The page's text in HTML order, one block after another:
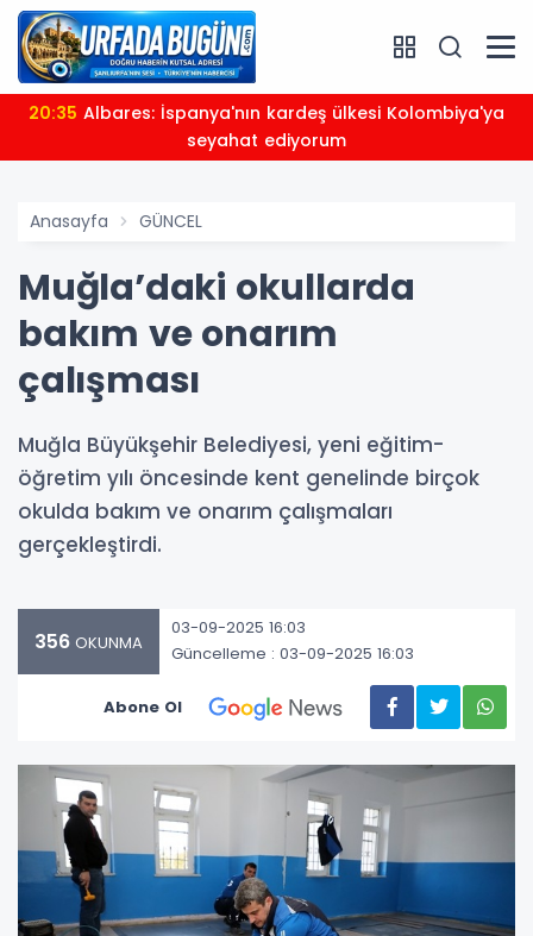
20:35
seyahat ediyorum
Anasayfa GÜNCEL
Muğla’daki okullarda
bakım ve onarım
çalışması
Muğla Büyükşehir Belediyesi, yeni eğitim-
öğretim yılı öncesinde kent genelinde birçok
okulda bakım ve onarım çalışmaları
gerçekleştirdi.
356 OKUNMA
03-09-2025 16:03
Güncelleme : 03-09-2025 16:03
Abone Ol